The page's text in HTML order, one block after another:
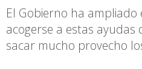
El Gobierno ha
acogerse a estas ayudas
sacar mucho provecho